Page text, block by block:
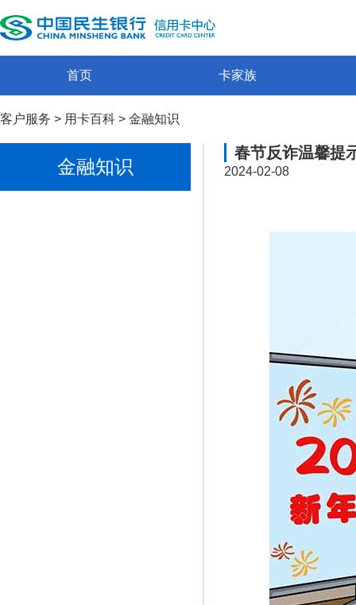
首页 卡家族
客户服务 > 用卡百科 > 金融知识
金融知识
春节反诈温馨提
2024-02-08